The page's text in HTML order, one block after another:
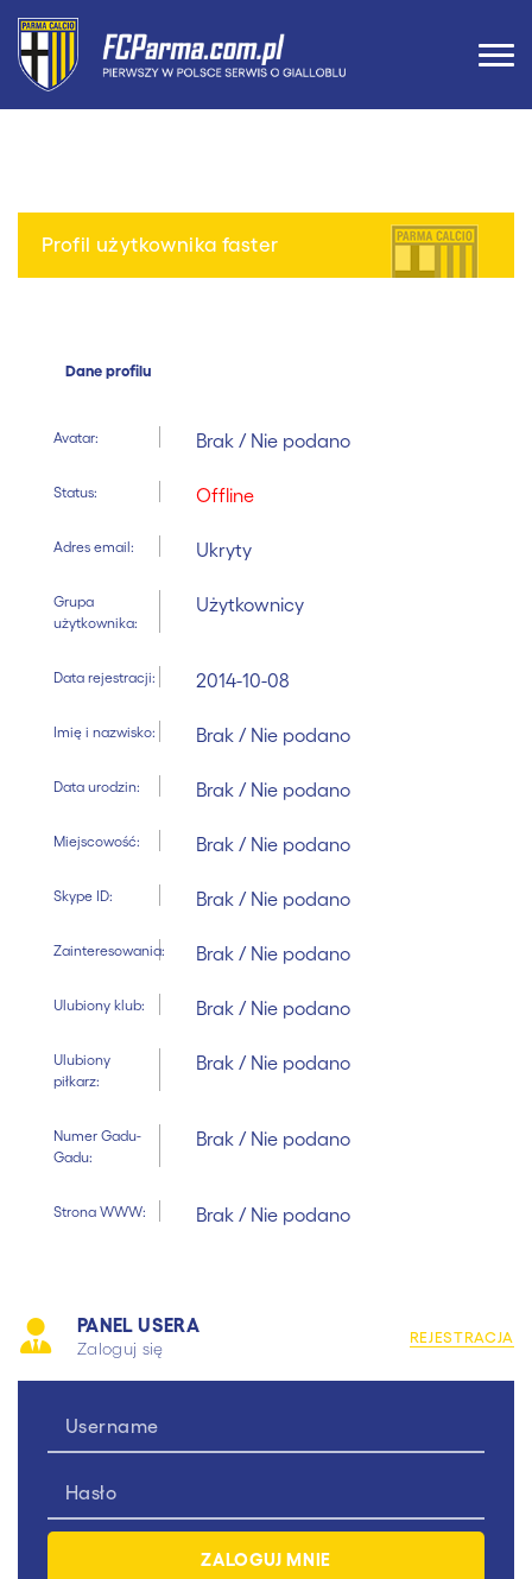
PANEL USERA
Zaloguj się
REJESTRACJA
Profil użytkownika faster
Dane profilu
Avatar: Brak / Nie podano
Status: Offline
Adres email: Ukryty
Grupa
użytkownika:
Użytkownicy
Data rejestracji: 2014-10-08
Imię i nazwisko: Brak / Nie podano
Data urodzin: Brak / Nie podano
Miejscowość: Brak / Nie podano
Skype ID: Brak / Nie podano
Zainteresowania: Brak / Nie podano
Ulubiony klub: Brak / Nie podano
Ulubiony
piłkarz:
Brak / Nie podano
Numer Gadu-
Gadu:
Brak / Nie podano
Strona WWW: Brak / Nie podano